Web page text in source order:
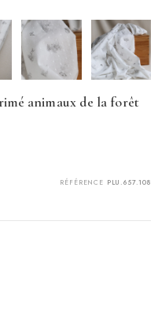
animaux de la forêt
RÉFÉRENCE PLU.657.108